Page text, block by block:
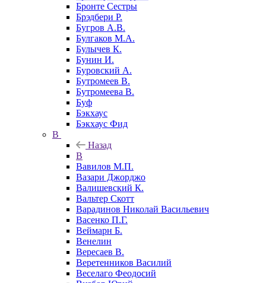
Бронте Сестры
Брэдбери Р.
Бугров А.В.
Булгаков М.А.
Булычев К.
Бунин И.
Буровский А.
Бутромеев В.
Бутромеева В.
Буф
Бэкхаус
Бэкхаус Фид
В
Назад
В
Вавилов М.П.
Вазари Джорджо
Валишевский К.
Вальтер Скотт
Варадинов Николай Васильевич
Васенко П.Г.
Веймарн Б.
Венелин
Вересаев В.
Веретенников Василий
Веселаго Феодосий